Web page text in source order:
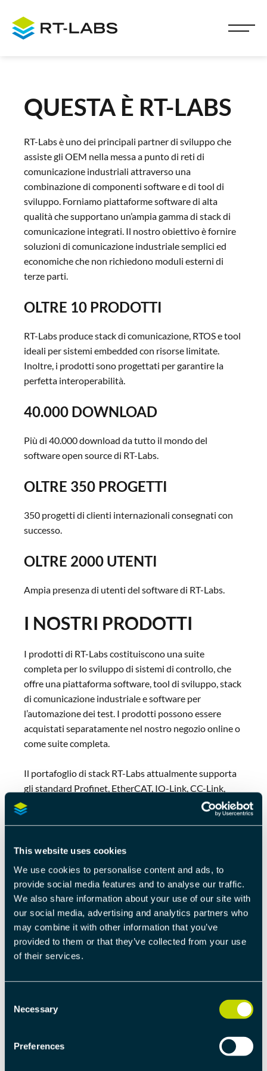
This website uses cookies
We use cookies to personalise content and ads, to
provide social media features and to analyse our traffic.
We also share information about your use of our site with
our social media, advertising and analytics partners who
may combine it with other information that you’ve
provided to them or that they’ve collected from your use
of their services.
Selection
Necessary
Preferences
QUESTA È RT-LABS
RT-Labs è uno dei principali partner di sviluppo che
assiste gli OEM nella messa a punto di reti di
comunicazione industriali attraverso una
combinazione di componenti software e di tool di
sviluppo. Forniamo piattaforme software di alta
qualità che supportano un’ampia gamma di stack di
comunicazione integrati. Il nostro obiettivo è fornire
soluzioni di comunicazione industriale semplici ed
economiche che non richiedono moduli esterni di
terze parti.
OLTRE 10 PRODOTTI
RT-Labs produce stack di comunicazione, RTOS e tool
ideali per sistemi embedded con risorse limitate.
Inoltre, i prodotti sono progettati per garantire la
perfetta interoperabilità.
40.000 DOWNLOAD
Più di 40.000 download da tutto il mondo del
software open source di RT-Labs.
OLTRE 350 PROGETTI
350 progetti di clienti internazionali consegnati con
successo.
OLTRE 2000 UTENTI
Ampia presenza di utenti del software di RT-Labs.
I NOSTRI PRODOTTI
I prodotti di RT-Labs costituiscono una suite
completa per lo sviluppo di sistemi di controllo, che
offre una piattaforma software, tool di sviluppo, stack
di comunicazione industriale e software per
l’automazione dei test. I prodotti possono essere
acquistati separatamente nel nostro negozio online o
come suite completa.
Il portafoglio di stack RT-Labs attualmente supporta
gli standard Profinet, EtherCAT, IO-Link, CC-Link,
Modbus e CANOpen.
U-PHY
U-Phy è un firmware per bus di campo pre-certificato,
in esecuzione su progetti hardware aperti. Esso
consente al vostro dispositivo di dialogare con più
protocolli fieldbus, inclusi Profinet ed EtherCAT.
Un’unica API unificata insieme a tool di sviluppo di
pochissimo tempo.
KIT DI VALUTAZIONE
Il kit di valutazione è un modo semplice per iniziare a
progettare con il firmware U-Phy. Il kit viene fornito